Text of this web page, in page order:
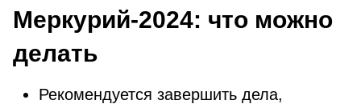
Меркурий-2024: что можно
делать
Рекомендуется завершить дела,